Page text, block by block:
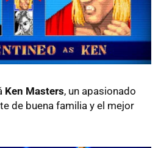
Ken Masters, un apasionado
de buena familia y el mejor